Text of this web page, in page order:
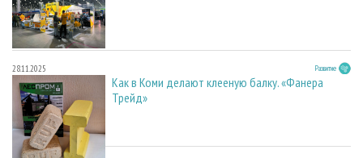
28.11.2025 Развитие
Как в Коми делают клееную балку. «Фанера
Трейд»